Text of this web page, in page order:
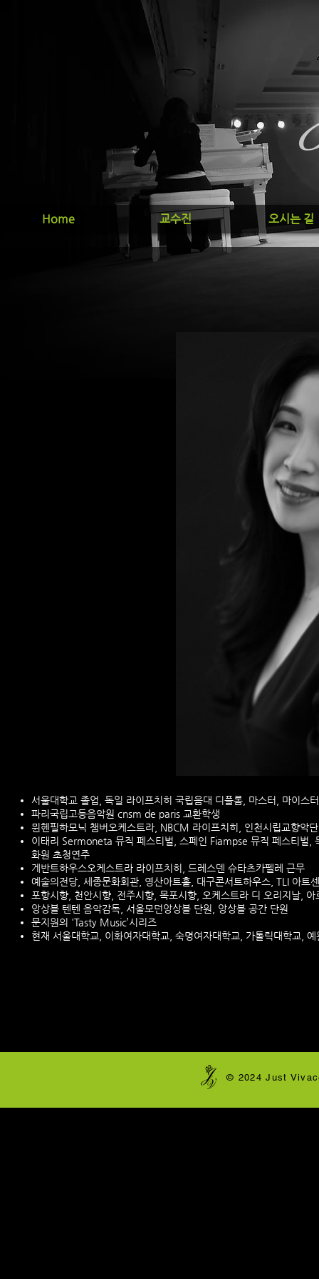
Home 교수진 오시는 길
서울대학교 졸업, 독일 라이프치히 국립음대 디플롬, 마스터, 마이
파리국립고등음악원 cnsm de paris 교환학생
뮌헨필하모닉 챔버오케스트라, NBCM 라이프치히, 인천시립교향악
이태리 Sermoneta 뮤직 페스티벌, 스페인 Fiampse 뮤직 페스티벌,
화원 초청연주
게반트하우스오케스트라 라이프치히, 드레스덴 슈타츠카펠레 근무
예술의전당, 세종문화회관, 영산아트홀, 대구콘서트하우스, TLI 아트
포항시향, 천안시향, 전주시향, 목포시향, 오케스트라 디 오리지날,
앙상블 텐텐 음악감독, 서울모던앙상블 단원, 앙상블 공간 단원
문지원의 'Tasty Music’시리즈
현재 서울대학교, 이화여자대학교, 숙명여자대학교, 가톨릭대학교,
​© 2024 Just